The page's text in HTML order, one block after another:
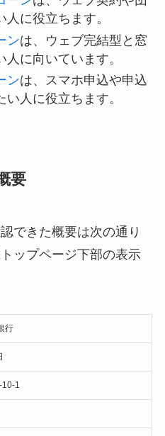
に役立ちます。
ンは、ウェブ完結型と窓
に向いています。
ンは、スマホ申込や申込
人に役立ちます。
要
できた概要は次の通り
ップページ下部の表示
行
10-1